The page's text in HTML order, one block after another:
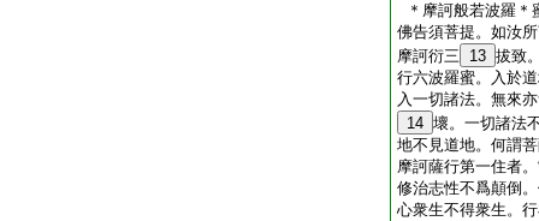
＊摩訶般若波羅＊
佛告須菩提。如汝
摩訶衍三
13 拔致
行六波羅蜜。入於
入一切諸法。無來
14 壞。一切諸法
地不見道地。何謂
摩訶薩行第一住者
修治志性不爲顛倒
心衆生不得衆生。